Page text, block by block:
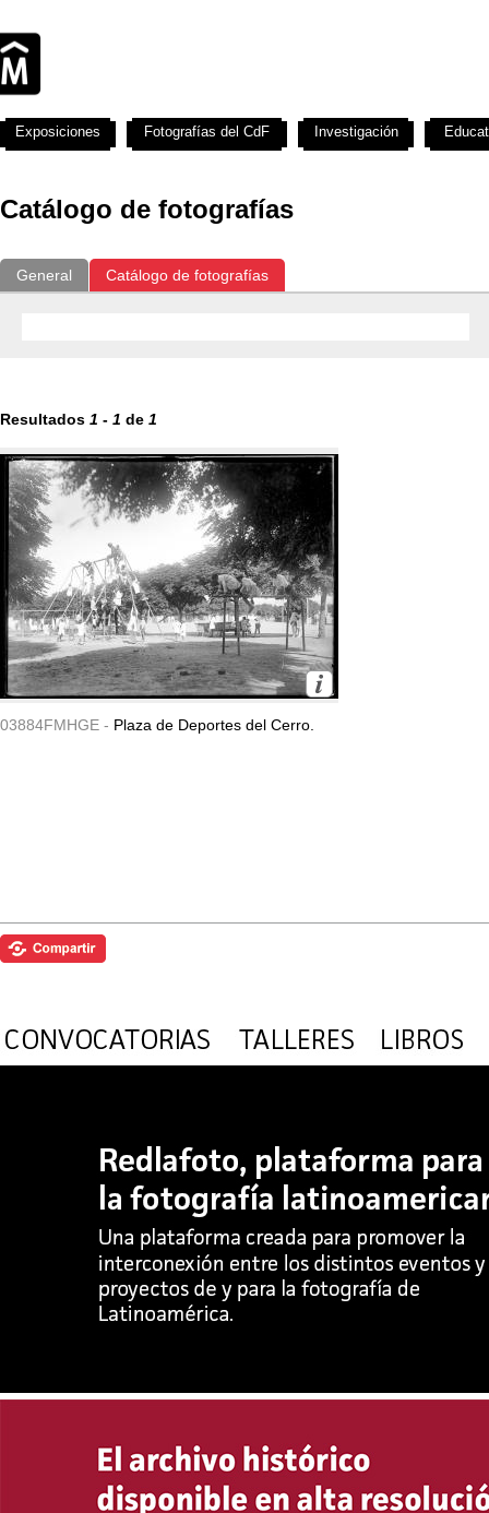
Catálogo de fotografías
General Catálogo de fotografías
Resultados 1 - 1 de 1
03884FMHGE - Plaza de Deportes del Cerro.
Exposiciones Fotografías del CdF Investigación